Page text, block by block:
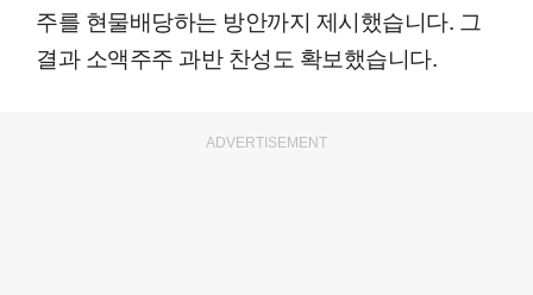
주를 현물배당하는 방안까지 제시했습니다. 그
결과 소액주주 과반 찬성도 확보했습니다.
ADVERTISEMENT